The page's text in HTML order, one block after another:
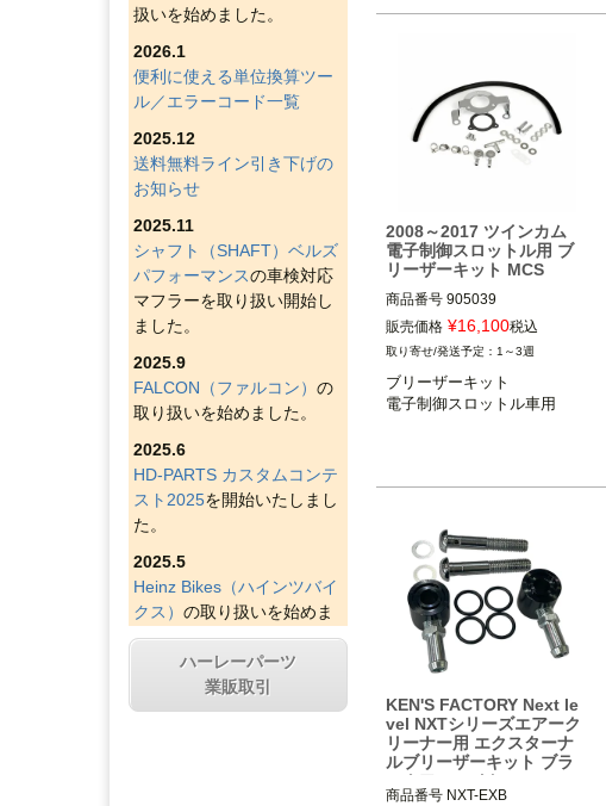
扱いを始めました。
2026.1
便利に使える単位換算ツー
ル／エラーコード一覧
2025.12
送料無料ライン引き下げの
お知らせ
2025.11
シャフト（SHAFT）ベルズ
パフォーマンスの車検対応
マフラーを取り扱い開始し
ました。
2025.9
FALCON（ファルコン） の
取り扱いを始めました。
2025.6
HD-PARTS カスタムコンテ
スト2025を開始いたしまし
た。
2025.5
Heinz Bikes（ハインツバイ
クス） の取り扱いを始めま
した。
2025.4
Figurati Designs（フィグラ
ハーレーパーツ
業販取引
2008～2017 ツインカム
電子制御スロットル用 ブ
リーザーキット MCS
商品番号 905039
2008～2017 ソフテイル、ダイ
2008～2016 ツーリング
※電子制御スロットル車
販売価格 ¥16,100税込
1～3週
ブリーザーキット
電子制御スロットル車用
KEN'S FACTORY Next le
vel NXTシリーズエアーク
リーナー用 エクスターナ
ルブリーザーキット ブラ
ックアルマイト
商品番号 NXT-EXB